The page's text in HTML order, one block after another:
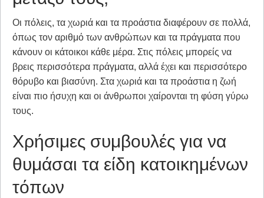
Οι πόλεις, τα χωριά και τα προάστια διαφέρουν σε πολλά,
όπως τον αριθμό των ανθρώπων και τα πράγματα που
κάνουν οι κάτοικοι κάθε μέρα. Στις πόλεις μπορείς να
βρεις περισσότερα πράγματα, αλλά έχει και περισσότερο
θόρυβο και βιασύνη. Στα χωριά και τα προάστια η ζωή
είναι πιο ήσυχη και οι άνθρωποι χαίρονται τη φύση γύρω
τους.
Χρήσιμες συμβουλές για να
θυμάσαι τα είδη κατοικημένων
τόπων